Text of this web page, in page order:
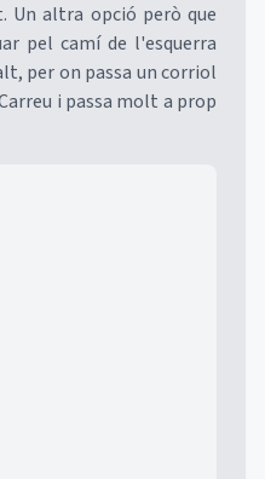
Un altra opció però que
pel camí de l'esquerra
per on passa un corriol
i passa molt a prop